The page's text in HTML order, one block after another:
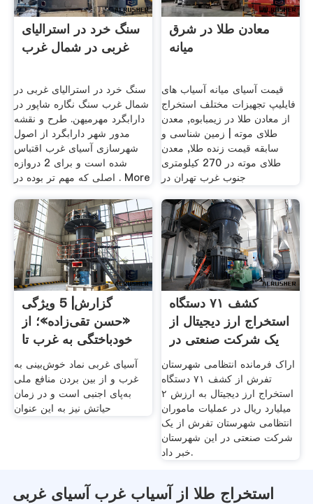
سنگ خرد در استرالیای
غربی در شمال غرب
سنگ خرد در استرالیای غربی در
شمال غرب سنگ نگاره شاپور در
دارابگرد مهرمیهن. طرح و نقشه
مدور شهر دارابگرد از اصول
شهرسازی آسیای غرب اقتباس
شده است و برای 2 دروازه
اصلی که مهم تر بوده در . More
معادن طلا در شرق
میانه
قیمت آسیای میانه آسیاب های
فایلیپ تجهیزات مختلف استخراج
از معادن طلا در زیمبابوه, معدن
طلای موته | زمین شناسی و
سابقه قیمت زنده طلا, معدن
طلای موته در 270 كیلومتری
جنوب غرب تهران در
گزارش| 5 ویژگی
«حسن تقی‌زاده»؛ از
خودباختگی به غرب تا
خدمت
آسیای غربی نماد خوش‌بینی به
غرب و از بین بردن منافع ملی
به‌پای اجنبی است و در زمان
حیاتش نیز به این عنوان
کشف ۷۱ دستگاه
استخراج ارز دیجیتال از
یک شرکت صنعتی در
تفرش
اراک فرمانده انتظامی شهرستان
تفرش از کشف ۷۱ دستگاه
استخراج ارز دیجیتال به ارزش ۲
میلیارد ریال در عملیات ماموران
انتظامی شهرستان تفرش از یک
شرکت صنعتی در این شهرستان
خبر داد.
استخراج طلا از آسیاب غرب آسیای غربی